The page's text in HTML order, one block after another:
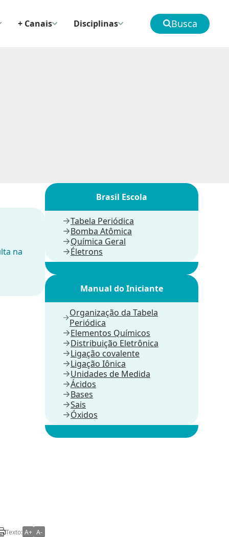
+ Canais Disciplinas Busca
na
Texto: A+ A-
Brasil Escola
Tabela Periódica
Bomba Atômica
Química Geral
Életrons
Manual do Iniciante
Organização da Tabela
Periódica
Elementos Químicos
Distribuição Eletrônica
Ligação covalente
Ligação Iônica
Unidades de Medida
Ácidos
Bases
Sais
Óxidos